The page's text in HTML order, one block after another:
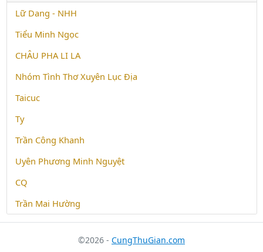
Lữ Dang - NHH
Tiểu Minh Ngọc
CHÂU PHA LI LA
Nhóm Tình Thơ Xuyên Lục Địa
Taicuc
Ty
Trần Công Khanh
Uyên Phương Minh Nguyệt
CQ
Trần Mai Hường
©2026 - CungThuGian.com